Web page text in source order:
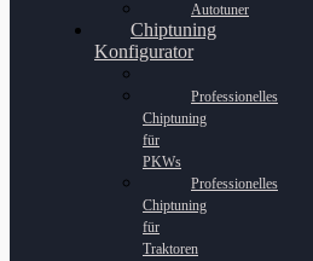
Autotuner
Chiptuning
Konfigurator
Professionelles
Chiptuning
für
PKWs
Professionelles
Chiptuning
für
Traktoren